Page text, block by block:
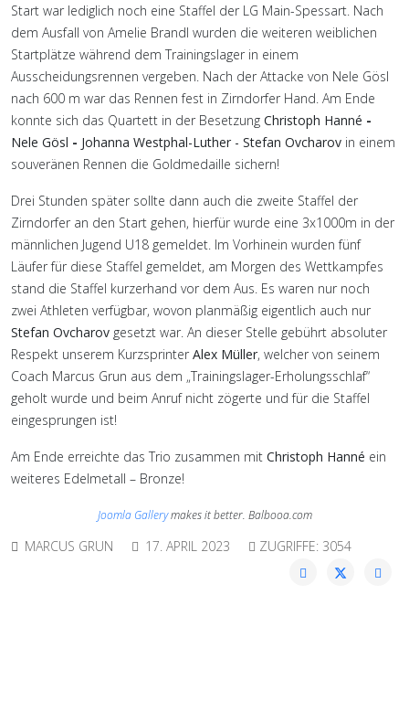
Start war lediglich noch eine Staffel der LG Main-Spessart. Nach
dem Ausfall von Amelie Brandl wurden die weiteren weiblichen
Startplätze während dem Trainingslager in einem
Ausscheidungsrennen vergeben. Nach der Attacke von Nele Gösl
nach 600 m war das Rennen fest in Zirndorfer Hand. Am Ende
konnte sich das Quartett in der Besetzung Christoph Hanné -
Nele Gösl - Johanna Westphal-Luther - Stefan Ovcharov in einem
souveränen Rennen die Goldmedaille sichern!
Drei Stunden später sollte dann auch die zweite Staffel der
Zirndorfer an den Start gehen, hierfür wurde eine 3x1000m in der
männlichen Jugend U18 gemeldet. Im Vorhinein wurden fünf
Läufer für diese Staffel gemeldet, am Morgen des Wettkampfes
stand die Staffel kurzerhand vor dem Aus. Es waren nur noch
zwei Athleten verfügbar, wovon planmäßig eigentlich auch nur
Stefan Ovcharov gesetzt war. An dieser Stelle gebührt absoluter
Respekt unserem Kurzsprinter Alex Müller, welcher von seinem
Coach Marcus Grun aus dem „Trainingslager-Erholungsschlaf“
geholt wurde und beim Anruf nicht zögerte und für die Staffel
eingesprungen ist!
Am Ende erreichte das Trio zusammen mit Christoph Hanné ein
weiteres Edelmetall – Bronze!
Joomla Gallerymakes it better. Balbooa.com
MARCUS GRUN 17. APRIL 2023 ZUGRIFFE: 3054